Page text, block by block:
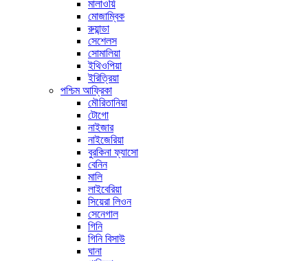
মালাওয়ি
মোজাম্বিক
রুয়ান্ডা
সেশেলস
সোমালিয়া
ইথিওপিয়া
ইরিত্রিয়া
পশ্চিম আফ্রিকা
মৌরিতানিয়া
টোগো
নাইজার
নাইজেরিয়া
বুরকিনা ফ্যাসো
বেনিন
মালি
লাইবেরিয়া
সিয়েরা লিওন
সেনেগাল
গিনি
গিনি বিসাউ
ঘানা